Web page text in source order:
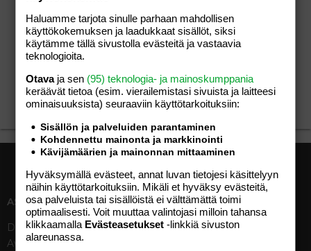
5 Löysit svengisi
Olet kirjoittanut 30 viestiä. Taidat viihtyä
täällä!
1 Ensimmäinen viesti
Kirjoita viesti keskusteluihin saadaksesi
ensimmäisen pisteen.
ASIAKASPALVELU
Digipalvelut (09) 156 6227
Avoinna ma–pe 8–19
MEDIATIEDOT
Tekniset tiedot, aikataulut ja
Haluamme tarjota sinulle parhaan mahdollisen
käyttökokemuksen ja laadukkaat sisällöt, siksi
käytämme tällä sivustolla evästeitä ja vastaavia
teknologioita.
Otavaja sen (95) teknologia- ja mainoskumppania
keräävät tietoa (esim. vierailemis­tasi sivuista ja laitteesi
ominaisuuk­sista) seuraaviin käyttötarkoituksiin:
Sisällön ja palveluiden parantaminen
Kohdennettu mainonta ja markkinointi
Kävijämäärien ja mainonnan mittaaminen
Hyväksymällä evästeet, annat luvan tietojesi käsittelyyn
näihin käyttötarkoituksiin. Mikäli et hyväksy evästeitä,
osa palveluista tai sisällöistä ei välttämättä toimi
optimaalisesti. Voit muuttaa valintojasi milloin tahansa
klikkaamalla Evästeasetukset -linkkiä sivuston
alareunassa.